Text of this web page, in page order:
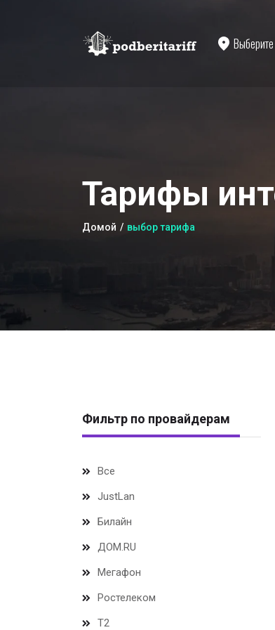
Тарифы
Домой выбор тарифа
Фильтр по провайдерам
Все
JustLan
Билайн
ДОМ.RU
Мегафон
Ростелеком
Т2